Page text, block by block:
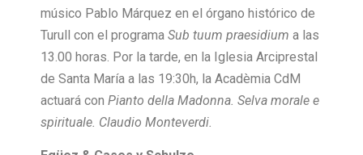
músico Pablo Márquez en el órgano histórico de
Turull con el programa Sub tuum praesidium a las
13.00 horas. Por la tarde, en la Iglesia Arciprestal
de Santa María a las 19:30h, la Acadèmia CdM
actuará con Pianto della Madonna. Selva morale e
spirituale. Claudio Monteverdi.